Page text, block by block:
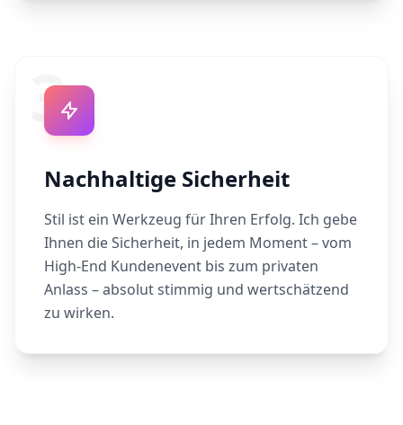
3
Nachhaltige Sicherheit
Stil ist ein Werkzeug für Ihren Erfolg. Ich gebe
Ihnen die Sicherheit, in jedem Moment – vom
High-End Kundenevent bis zum privaten
Anlass – absolut stimmig und wertschätzend
zu wirken.